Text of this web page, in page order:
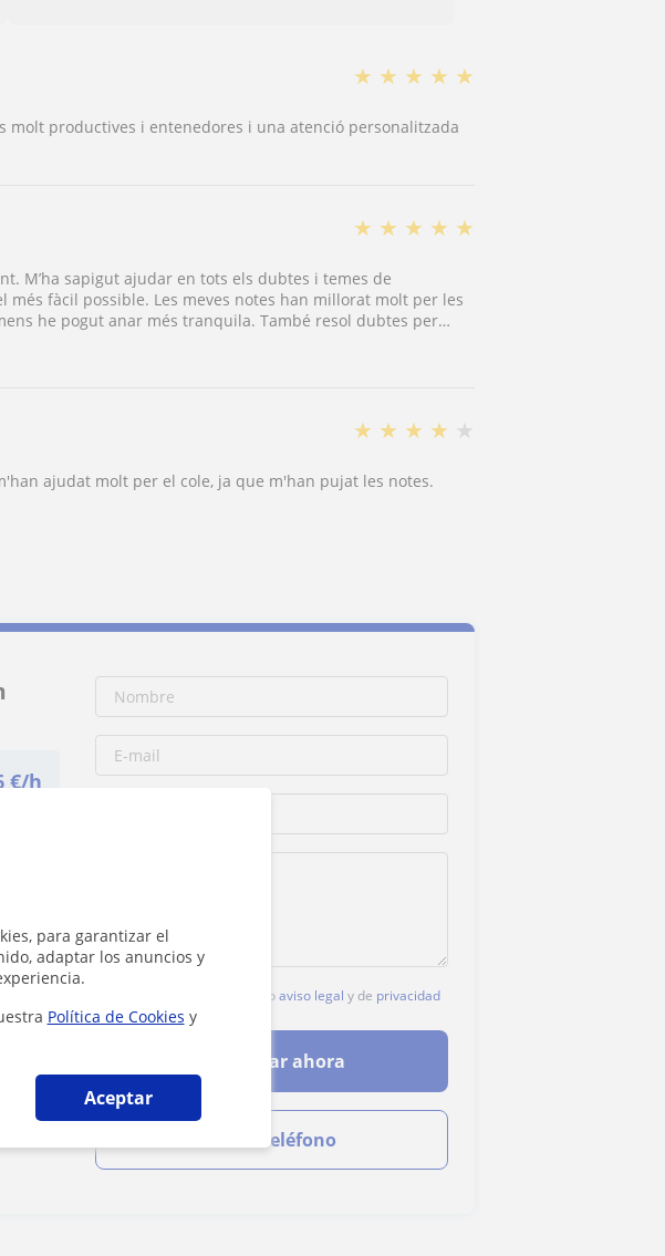
para garantizar el
adaptar los anuncios y
Política de Cookies y
Aceptar
★ ★ ★ ★ ★
molt productives i entenedores i una atenció personalitzada
★ ★ ★ ★ ★
M’ha sapigut ajudar en tots els dubtes i temes de
més fàcil possible. Les meves notes han millorat molt per les
he pogut anar més tranquila. També resol dubtes per
surgeixen. El seu tracte amb els alumnes és proper i
molt.
★ ★ ★ ★ ★
ajudat molt per el cole, ja que m'han pujat les notes.
€/h
Al hacer clic, aceptas nuestroaviso legal y de privacidad
Contactar ahora
Ver teléfono